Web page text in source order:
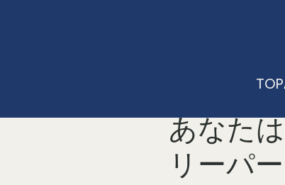
TOP
あなた
リーパ